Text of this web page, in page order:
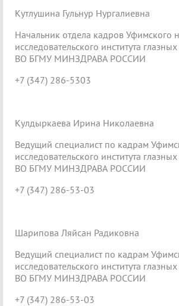
Кутлушина Гульнур Нургалиевна
Начальник отдела кадров Уфимского
исследовательского института
ВО БГМУ МИНЗДРАВА РОССИИ
+7 (347) 286-5303
Кулдыркаева Ирина Николаевна
Ведущий специалист по кадрам
исследовательского института
ВО БГМУ МИНЗДРАВА РОССИИ
+7 (347) 286-53-03
Шарипова Ляйсан Радиковна
Ведущий специалист по кадрам
исследовательского института
ВО БГМУ МИНЗДРАВА РОССИИ
+7 (347) 286-53-03